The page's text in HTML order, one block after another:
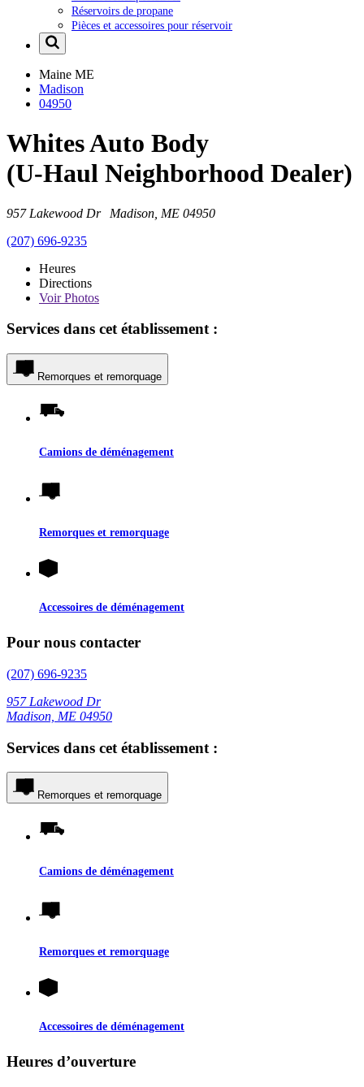
Réservoirs de propane
Pièces et accessoires pour réservoir
Maine ME
Madison
04950
Whites Auto Body
(U-Haul Neighborhood Dealer)
957 Lakewood Dr Madison, ME 04950
(207) 696-9235
Heures
Directions
VoirPhotos
Services dans cet établissement :
Remorques et remorquage
Camions de déménagement
Remorques et remorquage
Accessoires de déménagement
Pour nous contacter
(207) 696-9235
957 Lakewood Dr
Madison, ME 04950
Services dans cet établissement :
Remorques et remorquage
Camions de déménagement
Remorques et remorquage
Accessoires de déménagement
Heures d’ouverture